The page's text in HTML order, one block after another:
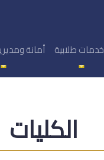
خدمات طلابية أمانة
الكليات